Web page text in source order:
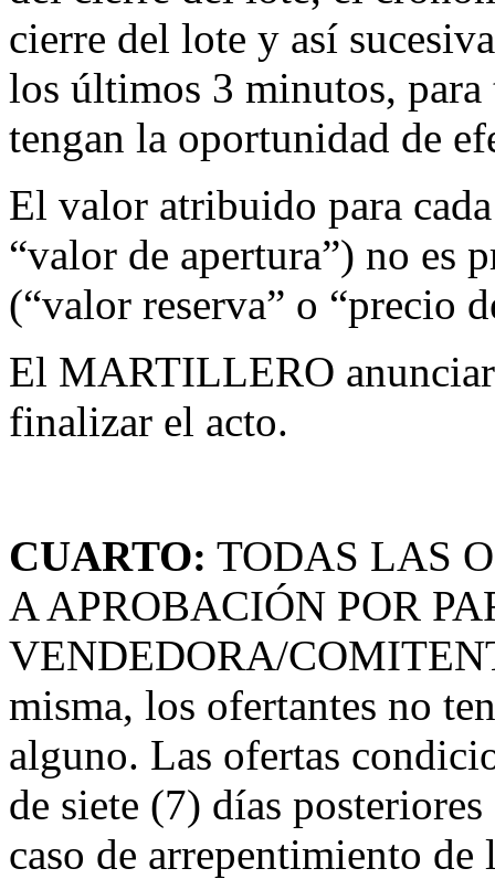
cierre del lote y así
los últimos 3 minutos, para
tengan la oportunidad de
El valor atribuido para
“valor de apertura”) no es
(“valor reserva” o “precio
El MARTILLERO
finalizar el acto.
CUARTO: TODAS LAS
A APROBACIÓN POR
VENDEDORA/
misma, los ofertantes no
alguno. Las ofertas
de siete (7) días
caso de arrepentimiento de